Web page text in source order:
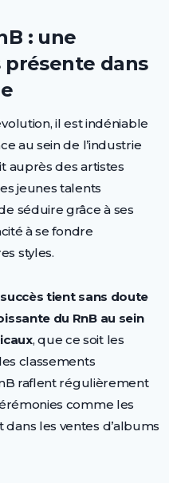
: une
dans
il est indéniable
au sein de l’industrie
auprès des artistes
jeunes talents
séduire grâce à ses
à se fondre
styles.
tient sans doute
du RnB au sein
, que ce soit les
classements
raflent régulièrement
comme les
les ventes d’albums